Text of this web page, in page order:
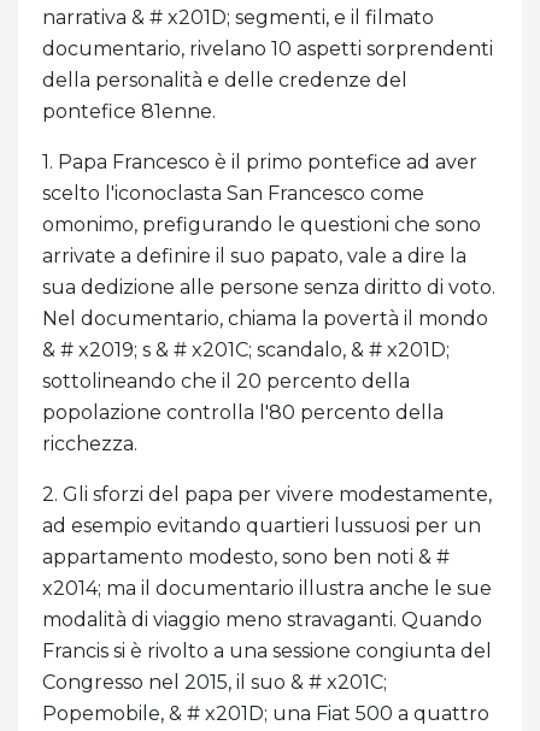
narrativa & # x201D; segmenti, e il filmato
documentario, rivelano 10 aspetti sorprendenti
della personalità e delle credenze del
pontefice 81enne.
1. Papa Francesco è il primo pontefice ad aver
scelto l'iconoclasta San Francesco come
omonimo, prefigurando le questioni che sono
arrivate a definire il suo papato, vale a dire la
sua dedizione alle persone senza diritto di voto.
Nel documentario, chiama la povertà il mondo
& # x2019; s & # x201C; scandalo, & # x201D;
sottolineando che il 20 percento della
popolazione controlla l'80 percento della
ricchezza.
2. Gli sforzi del papa per vivere modestamente,
ad esempio evitando quartieri lussuosi per un
appartamento modesto, sono ben noti & #
x2014; ma il documentario illustra anche le sue
modalità di viaggio meno stravaganti. Quando
Francis si è rivolto a una sessione congiunta del
Congresso nel 2015, il suo & # x201C;
Popemobile, & # x201D; una Fiat 500 a quattro